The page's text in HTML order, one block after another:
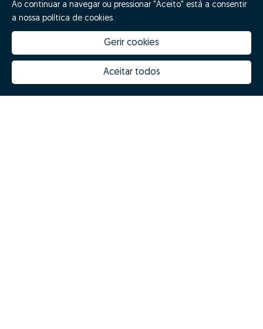
How much is my house worth
Why choose Zome
Zome Innovation
Hubs Zome
Ao continuar a navegar ou pressionar "Aceito" está a consentir
a nossa política de cookies.
Gerir cookies
Aceitar todos